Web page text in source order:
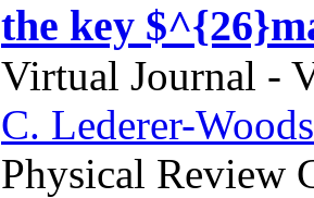
the key
Virtual Journal -
C. Lederer-
Physical Review